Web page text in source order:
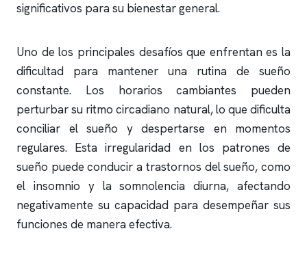
significativos para su bienestar general.
Uno de los principales desafíos que enfrentan es la
dificultad para mantener una rutina de sueño
constante. Los horarios cambiantes pueden
perturbar su ritmo circadiano natural, lo que dificulta
conciliar el sueño y despertarse en momentos
regulares. Esta irregularidad en los patrones de
sueño puede conducir a trastornos del sueño, como
el insomnio y la somnolencia diurna, afectando
negativamente su capacidad para desempeñar sus
funciones de manera efectiva.